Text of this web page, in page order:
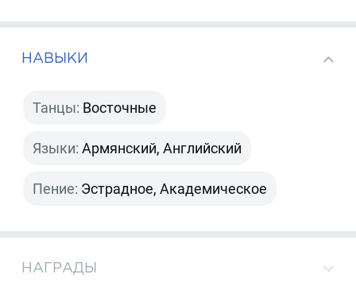
НАВЫКИ
Танцы: Восточные
Языки: Армянский, Английский
Пение: Эстрадное, Академическое
НАГРАДЫ